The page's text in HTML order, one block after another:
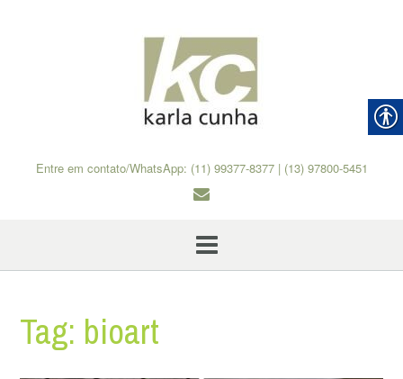
Entre em contato/WhatsApp: (11) 99377-8377 | (13) 97800-5451
Tag: bioart